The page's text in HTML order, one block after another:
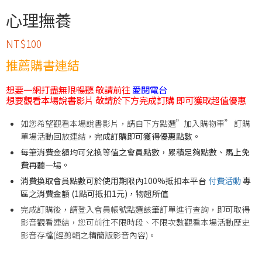
心理撫養
NT$100
推薦購書連結
想要一網打盡無限暢聽 敬請前往 愛閱電台
想要觀看本場說書影片 敬請於下方完成訂購 即可獲取超值優惠
如您希望觀看本場說書影片，請自下方點選”加入購物車” 訂購
單場活動回放連結， 完成訂購即可獲得優惠點數。
每筆消費金額均可兌換等值之會員點數，累積足夠點數、馬上免
費再聽一場。
消費換取會員點數可於使用期限內100%抵扣本平台 付費活動專
區之消費金額 (1點可抵扣1元)，物超所值
完成訂購後，請登入會員帳號點選該筆訂單進行查詢，即可取得
影音觀看連結，您可前往不限時段、不限次數觀看本場活動歷史
影音存檔(經剪輯之精簡版影音內容)。